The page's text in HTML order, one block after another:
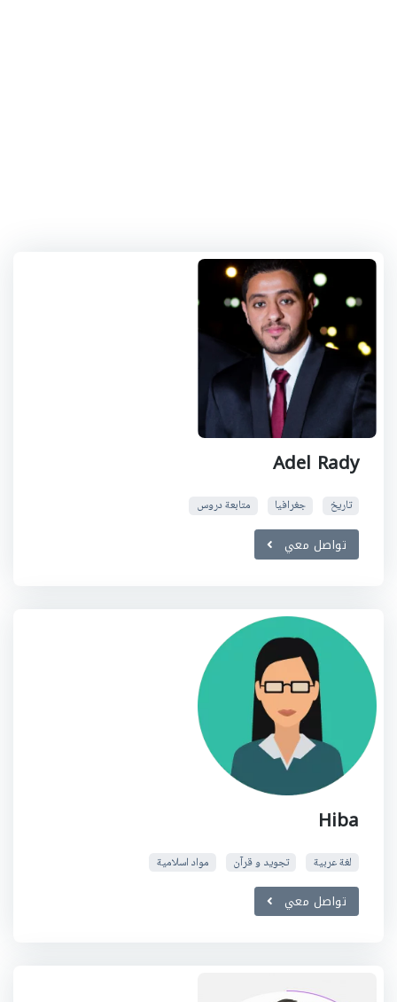
Adel Rady
تاريخ جغرافيا متابعة دروس
تواصل معي
Hiba
لغة عربية تجويد و قرآن مواد اسلامية
تواصل معي